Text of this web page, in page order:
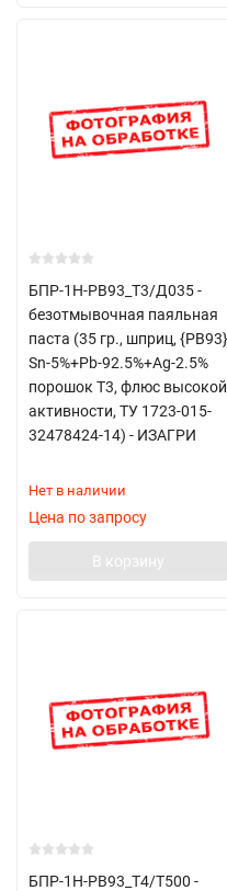
БПР-1Н-РВ93_Т3/Д035 -
безотмывочная паяльная
паста (35 гр., шприц, {РВ93}
Sn-5%+Pb-92.5%+Ag-2.5%
порошок Т3, флюс высокой
активности, ТУ 1723-015-
32478424-14) - ИЗАГРИ
Нет в наличии
Цена по запросу
В корзину
БПР-1Н-РВ93_Т4/T500 -